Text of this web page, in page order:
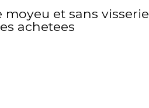
et sans visserie
achetees